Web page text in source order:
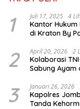
1 Juli 17, 2025 4
Kantor Hukum
di Kraton By
2 April 20, 2026 2
Kolaborasi
Sabung Ayam
3 Januari 26, 2026
Kapolres
Tanda